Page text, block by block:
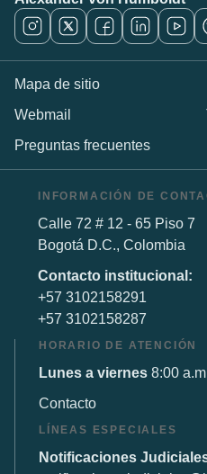
Mapa de sitio
Webmail
Preguntas frecuentes
INFORMACIÓN DE
Calle 72 # 12 - 65 Piso 7
Bogotá D.C., Colombia
Contacto institucional:
+57 3102158291
+57 3102158287
HORARIO DE ATENCIÓN
Lunes a viernes 8:00
Contacto
LÍNEAS ESPECIALES
Notificaciones